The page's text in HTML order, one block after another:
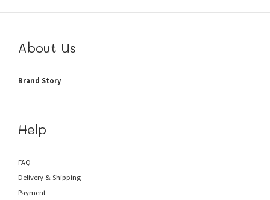
About Us
Brand Story
Help
FAQ
Delivery & Shipping
Payment